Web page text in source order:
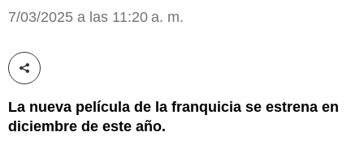
7/03/2025 a las 11:20 a. m.
Compartir esta noticia
La nueva película de la franquicia se estrena en
diciembre de este año.